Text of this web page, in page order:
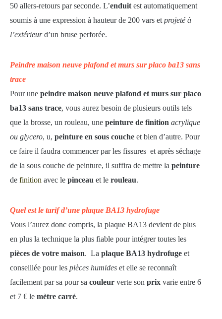
50 allers-retours par seconde. L’enduit est automatiquement
soumis à une expression à hauteur de 200 vars et projeté à
l’extérieurd’un bruse perforée.
Peindre maison neuve plafond et murs sur placo ba13 sans
trace
Pour une peindre maison neuve plafond et murs sur placo
ba13 sans trace, vous aurez besoin de plusieurs outils tels
que la brosse, un rouleau, une peinture de finition acrylique
ou glycero, u, peinture en sous couche et bien d’autre. Pour
ce faire il faudra commencer par les fissures et après séchage
de la sous couche de peinture, il suffira de mettre la peinture
de finition avec le pinceau et le rouleau.
Quel est le tarif d’une plaque BA13 hydrofuge
Vous l’aurez donc compris, la plaque BA13 devient de plus
en plus la technique la plus fiable pour intégrer toutes les
pièces de votre maison. La plaque BA13 hydrofuge et
conseillée pour les pièces humides et elle se reconnaît
facilement par sa pour sa couleur verte son prix varie entre 6
et 7 € le mètre carré.